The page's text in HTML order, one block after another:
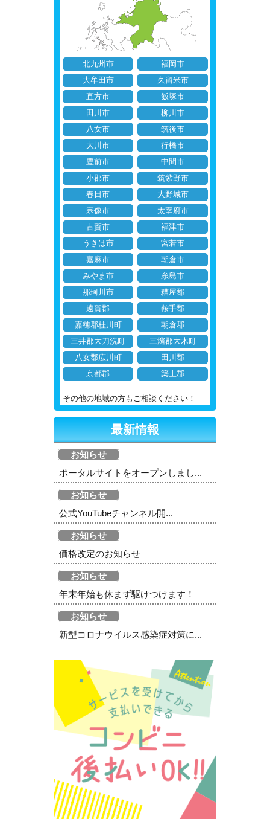
北九州市
福岡市
大牟田市
久留米市
直方市
飯塚市
田川市
柳川市
八女市
筑後市
大川市
行橋市
豊前市
中間市
小郡市
筑紫野市
春日市
大野城市
宗像市
太宰府市
古賀市
福津市
うきは市
宮若市
嘉麻市
朝倉市
みやま市
糸島市
那珂川市
糟屋郡
遠賀郡
鞍手郡
嘉穂郡桂川町
朝倉郡
三井郡大刀洗町
三潴郡大木町
八女郡広川町
田川郡
京都郡
築上郡
その他の地域の方もご相談ください！
最新情報
お知らせ
ポータルサイトをオープンしまし...
お知らせ
公式YouTubeチャンネル開...
お知らせ
価格改定のお知らせ
お知らせ
年末年始も休まず駆けつけます！
お知らせ
新型コロナウイルス感染症対策に...